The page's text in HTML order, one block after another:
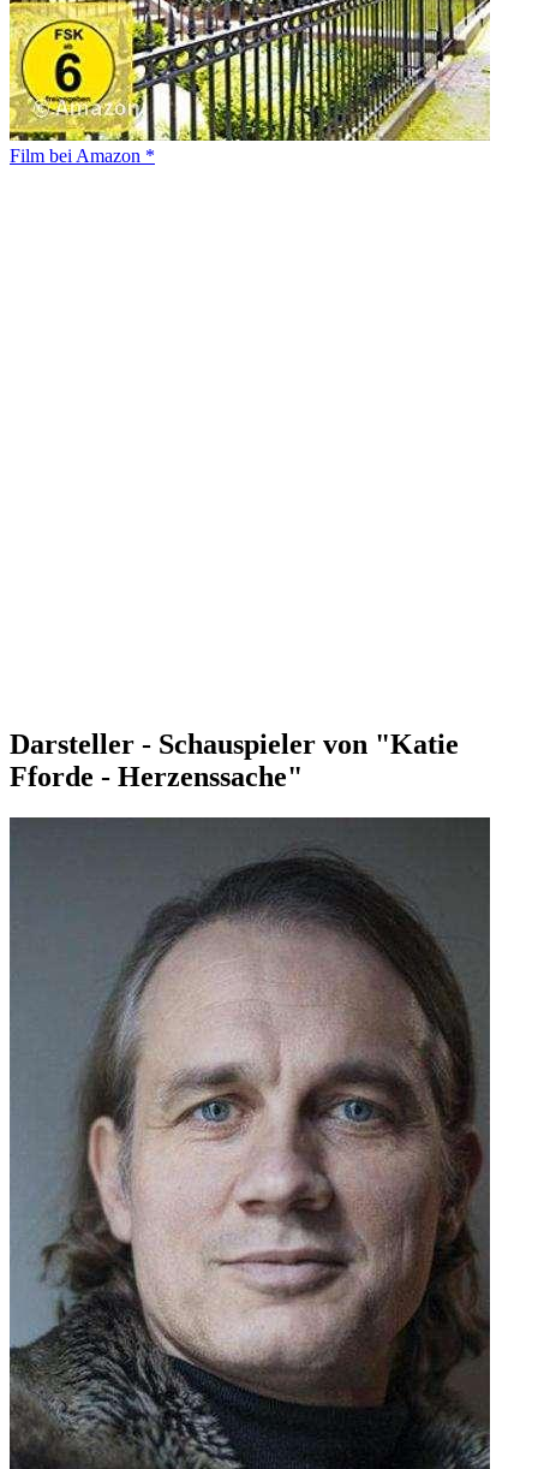
Film bei Amazon *
Darsteller - Schauspieler von "Katie
Fforde - Herzenssache"